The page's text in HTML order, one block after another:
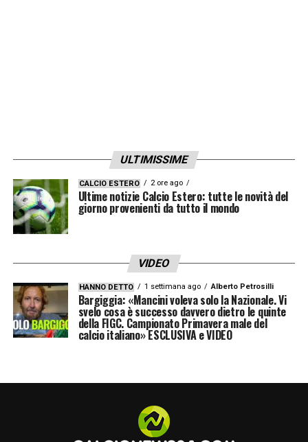
ULTIMISSIME
CALCIO ESTERO 2 ore ago
Ultime notizie Calcio Estero: tutte le novità del
giorno provenienti da tutto il mondo
VIDEO
HANNO DETTO 1 settimana ago Alberto Petrosilli
Bargiggia: «Mancini voleva solo la Nazionale. Vi
svelo cosa è successo davvero dietro le quinte
della FIGC. Campionato Primavera male del
calcio italiano» ESCLUSIVA e VIDEO